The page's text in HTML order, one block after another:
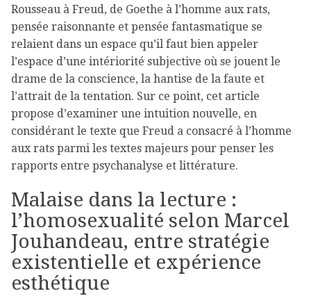
Rousseau à Freud, de Goethe à l’homme aux rats,
pensée raisonnante et pensée fantasmatique se
relaient dans un espace qu’il faut bien appeler
l’espace d’une intériorité subjective où se jouent le
drame de la conscience, la hantise de la faute et
l’attrait de la tentation. Sur ce point, cet article
propose d’examiner une intuition nouvelle, en
considérant le texte que Freud a consacré à l’homme
aux rats parmi les textes majeurs pour penser les
rapports entre psychanalyse et littérature.
Malaise dans la lecture :
l’homosexualité selon Marcel
Jouhandeau, entre stratégie
existentielle et expérience
esthétique